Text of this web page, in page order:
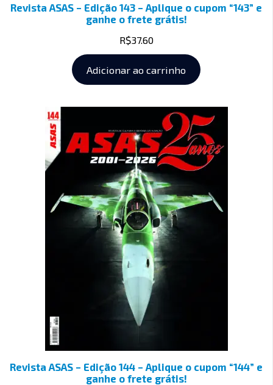
Revista ASAS – Edição 143 – Aplique o cupom “143” e
ganhe o frete grátis!
R$37.60
Adicionar ao carrinho
Revista ASAS – Edição 144 – Aplique o cupom “144” e
ganhe o frete grátis!